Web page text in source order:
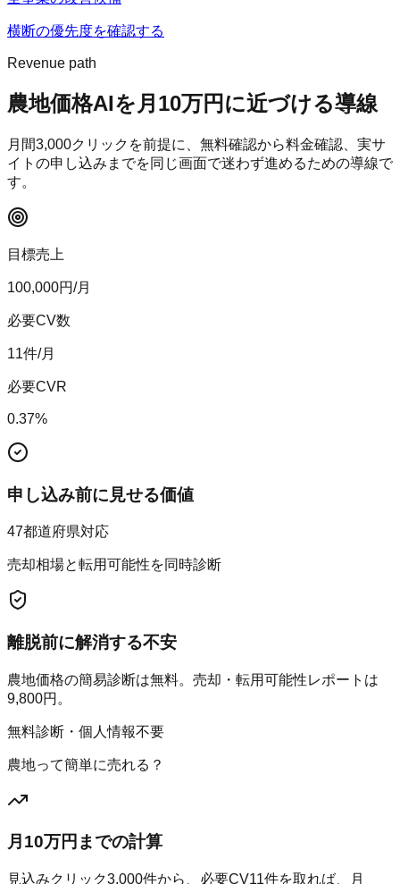
横断の優先度を確認する
Revenue path
農地価格AIを月10万円に近づける導線
月間3,000クリックを前提に、無料確認から料金確認、実サ
イトの申し込みまでを同じ画面で迷わず進めるための導線で
す。
目標売上
100,000円/月
必要CV数
11件/月
必要CVR
0.37%
申し込み前に見せる価値
47都道府県対応
売却相場と転用可能性を同時診断
離脱前に解消する不安
農地価格の簡易診断は無料。売却・転用可能性レポートは
9,800円。
無料診断・個人情報不要
農地って簡単に売れる？
月10万円までの計算
見込みクリック3,000件から、必要CV11件を取れば、月